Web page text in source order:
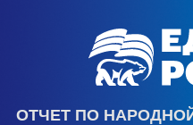
ОТЧЕТ ПО